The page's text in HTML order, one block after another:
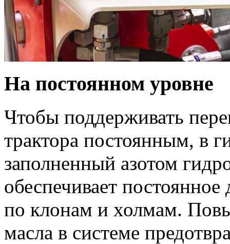
На постоянном уровне
Чтобы поддерживать
трактора постоянным, в
заполненный азотом
обеспечивает
по клонам и холмам.
масла в системе